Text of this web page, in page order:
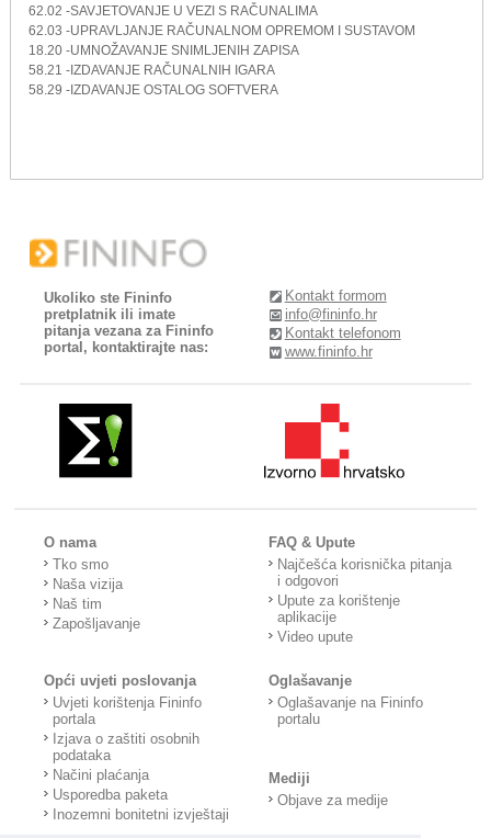
62.02 -SAVJETOVANJE U VEZI S RAČUNALIMA
62.03 -UPRAVLJANJE RAČUNALNOM OPREMOM I SUSTAVOM
18.20 -UMNOŽAVANJE SNIMLJENIH ZAPISA
58.21 -IZDAVANJE RAČUNALNIH IGARA
58.29 -IZDAVANJE OSTALOG SOFTVERA
Ukoliko ste Fininfo
pretplatnik ili imate
pitanja vezana za Fininfo
portal, kontaktirajte nas:
Kontakt formom
info@fininfo.hr
Kontakt telefonom
www.fininfo.hr
O nama
Tko smo
Naša vizija
Naš tim
Zapošljavanje
FAQ & Upute
Najčešća korisnička pitanja
i odgovori
Upute za korištenje
aplikacije
Video upute
Opći uvjeti poslovanja
Uvjeti korištenja Fininfo
portala
Izjava o zaštiti osobnih
podataka
Načini plaćanja
Usporedba paketa
Inozemni bonitetni izvještaji
Oglašavanje
Oglašavanje na Fininfo
portalu
Mediji
Objave za medije